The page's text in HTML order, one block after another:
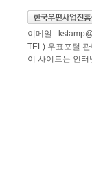
이메일 :
TEL) 우표포털
이 사이트는 인